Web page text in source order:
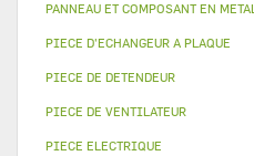
PANNEAU ET COMPOSANT EN METAL
PIECE D'ECHANGEUR A PLAQUE
PIECE DE DETENDEUR
PIECE DE VENTILATEUR
PIECE ELECTRIQUE